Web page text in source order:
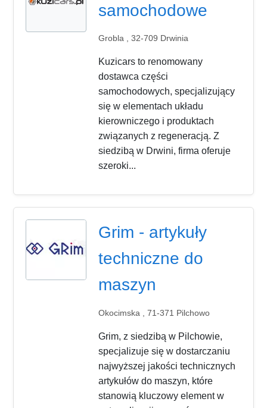
samochodowe
Grobla , 32-709 Drwinia
Kuzicars to renomowany
dostawca części
samochodowych, specjalizujący
się w elementach układu
kierowniczego i produktach
związanych z regeneracją. Z
siedzibą w Drwini, firma oferuje
szeroki...
Grim - artykuły
techniczne do
maszyn
Okocimska , 71-371 Pilchowo
Grim, z siedzibą w Pilchowie,
specjalizuje się w dostarczaniu
najwyższej jakości technicznych
artykułów do maszyn, które
stanowią kluczowy element w